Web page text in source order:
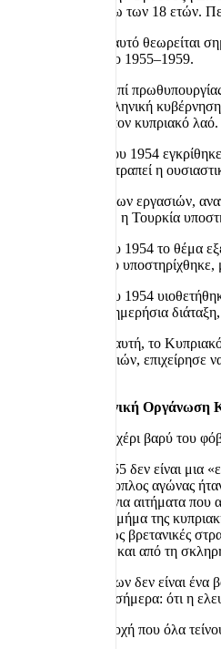
Ελληνοκύπριοι άνω των 18 ετών.
Το δημοψήφισμα αυτό θεωρείται
ΕΟΚΑ την περίοδο 1955–1959.
Η Ελλάδα, επί
ίδιας χρονιάς, η ελληνική
αυτοδιάθεσης για τον κυπριακό λαό.
Στις 24 Σεπτεμβρίου 1954
και πέτυχε, να αποτραπεί η
Κατά τη διάρκεια των εργασιών,
αυτοδιάθεσης, ενώ η Τουρκία
Στις 13 Δεκεμβρίου 1954 το θέμα
Ζηλανδία, το οποίο
Στις 17 Δεκεμβρίου 1954
του θέματος στην ημερήσια
Παρά την έκβαση αυτή, το
Ηνωμένων Πολιτειών, επιχείρησε
1955: EOKA (Εθνική Οργάνωση
«Όσοι τὸ χάλκεον χέρι βαρύ του
Η 1η Απριλίου 1955 δεν είναι μια
διατυπώσεις. Ο ένοπλος αγώνας
όπλα υπήρξαν χρόνια αιτήματα που
έσπασαν. Για ένα τμήμα της
στοχεύοντας κυρίως βρετανικές
συμμετοχής, αλλά και από τη
Η κλαγγή των όπλων δεν είναι ένα
δυσκολεύει μέχρι σήμερα: ότι η
Σήμερα, σε μια εποχή που όλα